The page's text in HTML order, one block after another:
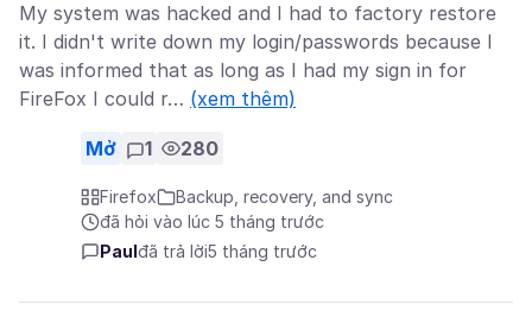
My system was hacked and I had to factory restore
it. I didn't write down my login/passwords because I
was informed that as long as I had my sign in for
FireFox I could r… (xem thêm)
Mở 1 280
Firefox
Backup, recovery, and sync
đã hỏi vào lúc 5 tháng trước
Paul đã trả lời5 tháng trước